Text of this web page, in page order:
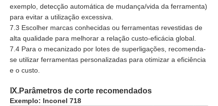
exemplo, detecção automática de mudança/vida da ferramenta)
para evitar a utilização excessiva.
7.3 Escolher marcas conhecidas ou ferramentas revestidas de
alta qualidade para melhorar a relação custo-eficácia global.
7.4 Para o mecanizado por lotes de superligações, recomenda-
se utilizar ferramentas personalizadas para otimizar a eficiência
e o custo.
Ⅸ.Parâmetros de corte recomendados
Exemplo: Inconel 718